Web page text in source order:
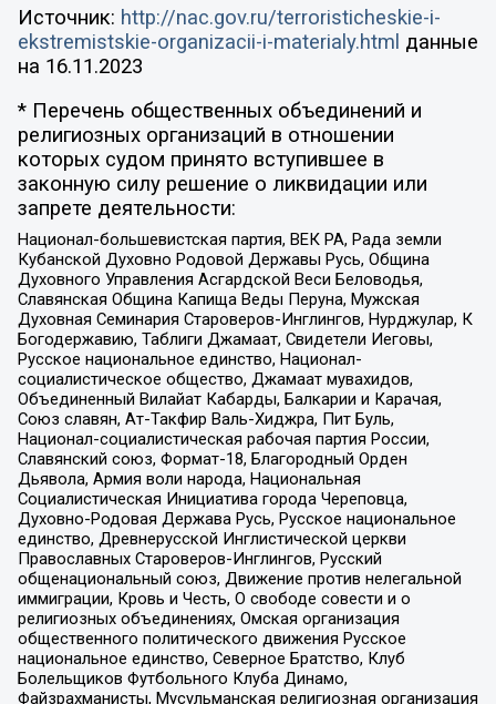
Источник: http://nac.gov.ru/terroristicheskie-i-
ekstremistskie-organizacii-i-materialy.html данные
на 16.11.2023
* Перечень общественных объединений и
религиозных организаций в отношении
которых судом принято вступившее в
законную силу решение о ликвидации или
запрете деятельности:
Национал-большевистская партия, ВЕК РА, Рада земли
Кубанской Духовно Родовой Державы Русь, Община
Духовного Управления Асгардской Веси Беловодья,
Славянская Община Капища Веды Перуна, Мужская
Духовная Семинария Староверов-Инглингов, Нурджулар, К
Богодержавию, Таблиги Джамаат, Свидетели Иеговы,
Русское национальное единство, Национал-
социалистическое общество, Джамаат мувахидов,
Объединенный Вилайат Кабарды, Балкарии и Карачая,
Союз славян, Ат-Такфир Валь-Хиджра, Пит Буль,
Национал-социалистическая рабочая партия России,
Славянский союз, Формат-18, Благородный Орден
Дьявола, Армия воли народа, Национальная
Социалистическая Инициатива города Череповца,
Духовно-Родовая Держава Русь, Русское национальное
единство, Древнерусской Инглистической церкви
Православных Староверов-Инглингов, Русский
общенациональный союз, Движение против нелегальной
иммиграции, Кровь и Честь, О свободе совести и о
религиозных объединениях, Омская организация
общественного политического движения Русское
национальное единство, Северное Братство, Клуб
Болельщиков Футбольного Клуба Динамо,
Файзрахманисты, Мусульманская религиозная организация